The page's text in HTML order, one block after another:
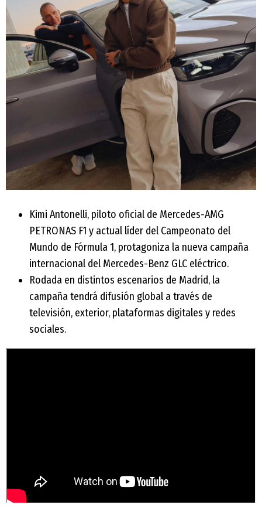
Kimi Antonelli, piloto oficial de Mercedes-AMG
PETRONAS F1 y actual líder del Campeonato del
Mundo de Fórmula 1, protagoniza la nueva campaña
internacional del Mercedes-Benz GLC eléctrico.
Rodada en distintos escenarios de Madrid, la
campaña tendrá difusión global a través de
televisión, exterior, plataformas digitales y redes
sociales.